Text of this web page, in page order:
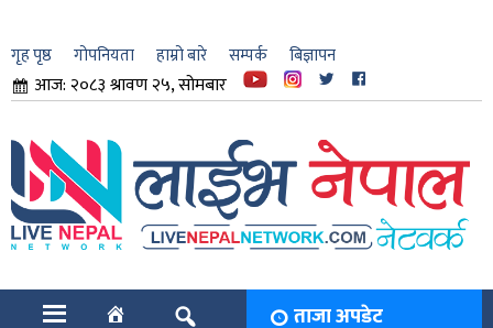
गृह पृष्ठ गोपनियता हाम्रो बारे सम्पर्क बिज्ञापन
आज: २०८३ श्रावण २५, सोमबार
ताजा अपडेट